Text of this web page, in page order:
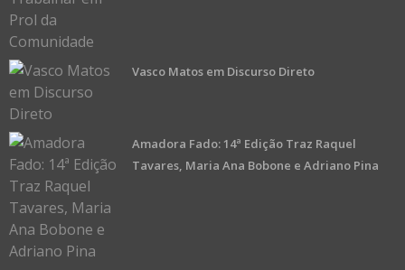
Vasco Matos em Discurso Direto
Amadora Fado: 14ª Edição Traz Raquel
Tavares, Maria Ana Bobone e Adriano Pina